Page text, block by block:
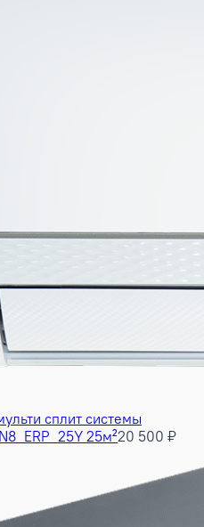
сплит системы
25м²20 500 ₽